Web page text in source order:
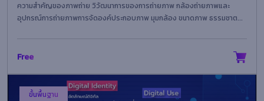
ความสำคัญของภาพถ่าย วิวัฒนาการของการถ่ายภาพ กล้องถ่ายภาพและ
อุปกรณ์การถ่ายภาพการจัดองค์ประกอบภาพ มุมกล้อง ขนาดภาพ ธรรมชาต...
Free
ขั้นพื้นฐาน